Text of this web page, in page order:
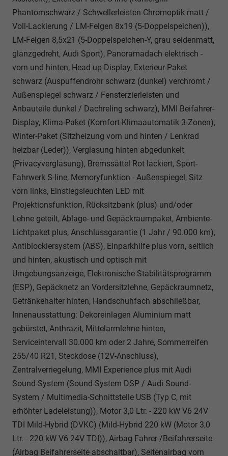
Phantomschwarz / Schwellerleisten Chromoptik matt /
Voll-Lackierung / LM-Felgen 8x19 (5-Doppelspeichen)),
LM-Felgen 8,5x21 (5-Doppelspeichen-Y, grau seidenmatt,
glanzgedreht, Audi Sport), Panoramadach elektrisch -
vorn und hinten, Head-up-Display, Exterieur-Paket
schwarz (Auspuffendrohr schwarz (dunkel) verchromt /
Außenspiegel schwarz / Fensterzierleisten und
Anbauteile dunkel / Dachreling schwarz), MMI Beifahrer-
Display, Klima-Paket (Komfort-Klimaautomatik 3-Zonen),
Winter-Paket (Sitzheizung vorn und hinten / Lenkrad
heizbar (Leder)), Verglasung hinten abgedunkelt
(Privacyverglasung), Bremssättel Rot lackiert, Sport-
Fahrwerk S-line, Memoryfunktion - Außenspiegel, Sitz
vorn links, Einstiegsleuchten LED mit
Projektionsfunktion, Rücksitzbank (plus) und/oder
Lehne geteilt, Ablage- und Gepäckraumpaket, Ambiente-
Lichtpaket plus, Anschlussgarantie (1 Jahr / 90.000 km),
Antiblockiersystem (ABS), Einparkhilfe plus vorn, seitlich
und hinten, akustisch und optisch mit
Umgebungsanzeige, Elektronische Stabilitätsprogramm
(ESP), Gepäcknetz an Vordersitzlehne, Gepäckraumnetz,
Getränkehalter hinten, Handschuhfach abschließbar,
Innenausstattung: Dekoreinlagen Aluminium matt
gebürstet, Anthrazit, Mittelarmlehne hinten,
Serviceintervall 30.000 km oder 2 Jahre, Sommerreifen
255/40 R21, Steckdose (12V-Anschluss),
Zentralverriegelung, MMI Experience plus mit Audi
Sound-System (Sound-System DSP / Audi Sound-
System / Multimedia-Schnittstelle USB (Typ C, mit
erhöhter Ladeleistung)), Motor 3,0 Ltr. - 220 kW V6 24V
TDI Mild-Hybrid (DVKC) (Mild-Hybrid 220 kW (Motor 3,0
Ltr. - 220 kW V6 24V TDI)), Airbag Fahrer-/Beifahrerseite
(Airbag Beifahrerseite abschaltbar), Seitenairbag vorn